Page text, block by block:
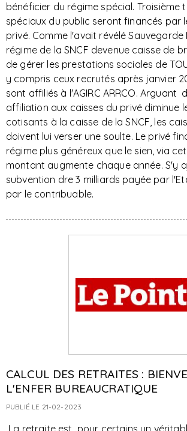
bénéficier du régime spécial. Troisième
spéciaux du public seront financés par
privé. Comme l'avait révélé Sauvegarde
régime de la SNCF devenue caisse de
de gérer les prestations sociales de
y compris ceux recrutés après janvier
sont affiliés à l'AGIRC ARRCO. Arguant
affiliation aux caisses du privé diminue
cotisants à la caisse de la SNCF, les
doivent lui verser une soulte. Le privé
régime plus généreux que le sien, via
montant augmente chaque année. S'y
subvention dre 3 milliards payée par
par le contribuable.
CALCUL DES RETRAITES :
L'ENFER BUREAUCRATIQUE
PUBLIÉ LE 21-02-2023
La retraite est pour certains un